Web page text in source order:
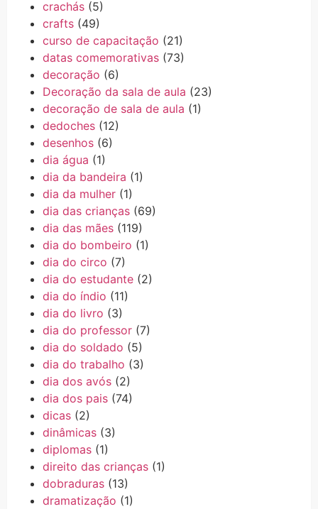
crachás (5)
crafts (49)
curso de capacitação (21)
datas comemorativas (73)
decoração (6)
Decoração da sala de aula (23)
decoração de sala de aula (1)
dedoches (12)
desenhos (6)
dia água (1)
dia da bandeira (1)
dia da mulher (1)
dia das crianças (69)
dia das mães (119)
dia do bombeiro (1)
dia do circo (7)
dia do estudante (2)
dia do índio (11)
dia do livro (3)
dia do professor (7)
dia do soldado (5)
dia do trabalho (3)
dia dos avós (2)
dia dos pais (74)
dicas (2)
dinâmicas (3)
diplomas (1)
direito das crianças (1)
dobraduras (13)
dramatização (1)